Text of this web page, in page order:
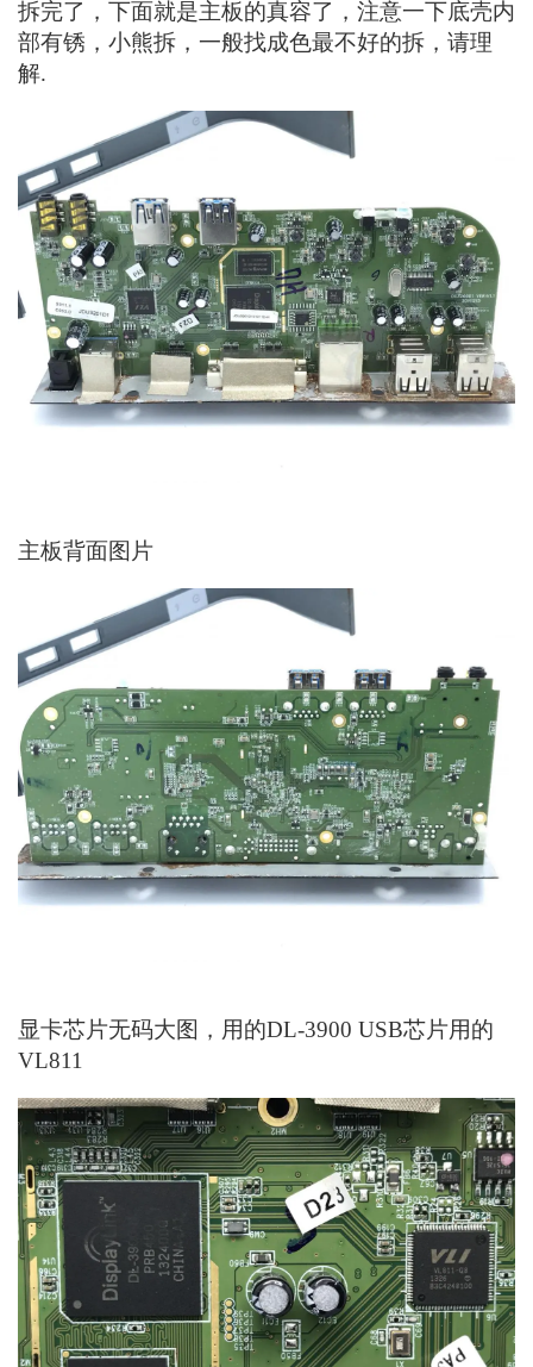
拆完了，下面就是主板的真容了，注意一下底壳内
部有锈，小熊拆，一般找成色最不好的拆，请理
解.
主板背面图片
显卡芯片无码大图，用的DL-3900 USB芯片用的
VL811